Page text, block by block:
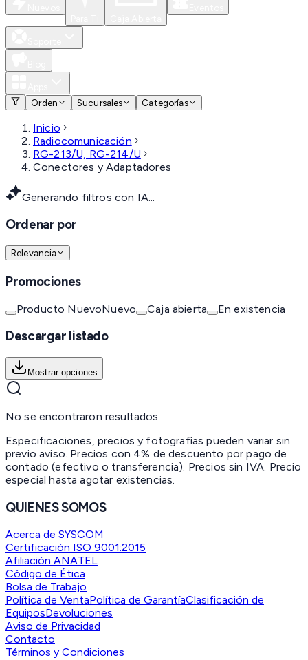
Orden
Sucursales Categorías
Inicio
Radiocomunicación
RG-213/U, RG-214/U
Conectores y Adaptadores
Generando filtros con IA...
Ordenar por
Relevancia
Promociones
Producto NuevoNuevo Caja abierta En existencia
Descargar listado
Mostrar opciones
No se encontraron resultados.
Especificaciones, precios y fotografías pueden variar sin
previo aviso. Precios con 4% de descuento por pago de
contado (efectivo o transferencia). Precios sin IVA. Precio
especial hasta agotar existencias.
QUIENES SOMOS
Acerca de SYSCOM
Certificación ISO 9001:2015
Afiliación ANATEL
Código de Ética
Bolsa de Trabajo
Política de VentaPolítica de GarantíaClasificación de
EquiposDevoluciones
Aviso de Privacidad
Contacto
Términos y Condiciones